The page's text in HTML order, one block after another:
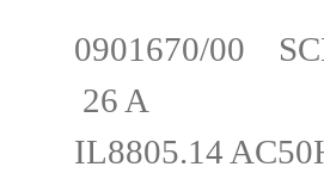
0901670/00
26 A
IL8805.14